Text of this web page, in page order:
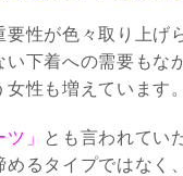
性が色々取り上げ
い下着への需要もな
女性も増えています。
」 とも言われてい
めるタイプではなく